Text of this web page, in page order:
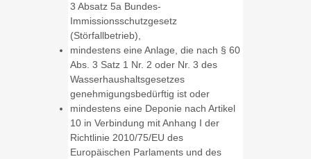
3 Absatz 5a Bundes-
Immissionsschutzgesetz
(Störfallbetrieb),
mindestens eine Anlage, die nach § 60
Abs. 3 Satz 1 Nr. 2 oder Nr. 3 des
Wasserhaushaltsgesetzes
genehmigungsbedürftig ist oder
mindestens eine Deponie nach Artikel
10 in Verbindung mit Anhang I der
Richtlinie 2010/75/EU des
Europäischen Parlaments und des